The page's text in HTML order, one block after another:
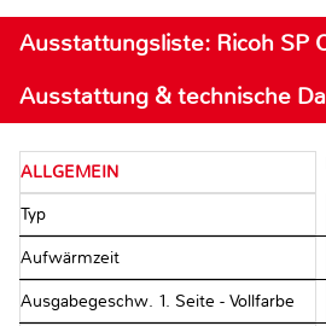
Ausstattungsliste: Ricoh SP
Ausstattung & technische
ALLGEMEIN
Typ
Aufwärmzeit
Ausgabegeschw. 1. Seite - Vollfarbe